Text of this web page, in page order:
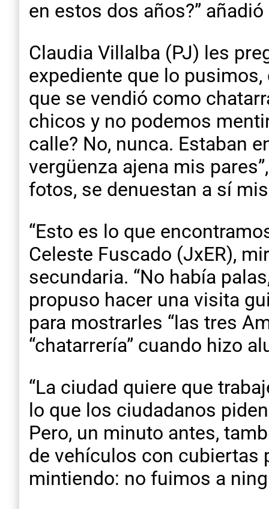
en estos dos años?”
Claudia Villalba (PJ) les
expediente que lo
que se vendió como
chicos y no podemos
calle? No, nunca. Estaban
vergüenza ajena mis
fotos, se denuestan a sí
“Esto es lo que
Celeste Fuscado (JxER),
secundaria. “No había
propuso hacer una visita
para mostrarles “las tres
“chatarrería” cuando hizo
“La ciudad quiere que
lo que los ciudadanos
Pero, un minuto antes,
de vehículos con cubiertas
mintiendo: no fuimos a